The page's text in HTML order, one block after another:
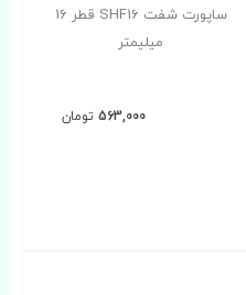
ساپورت شفت SHF16 قطر 16
میلیمتر
563,000 تومان